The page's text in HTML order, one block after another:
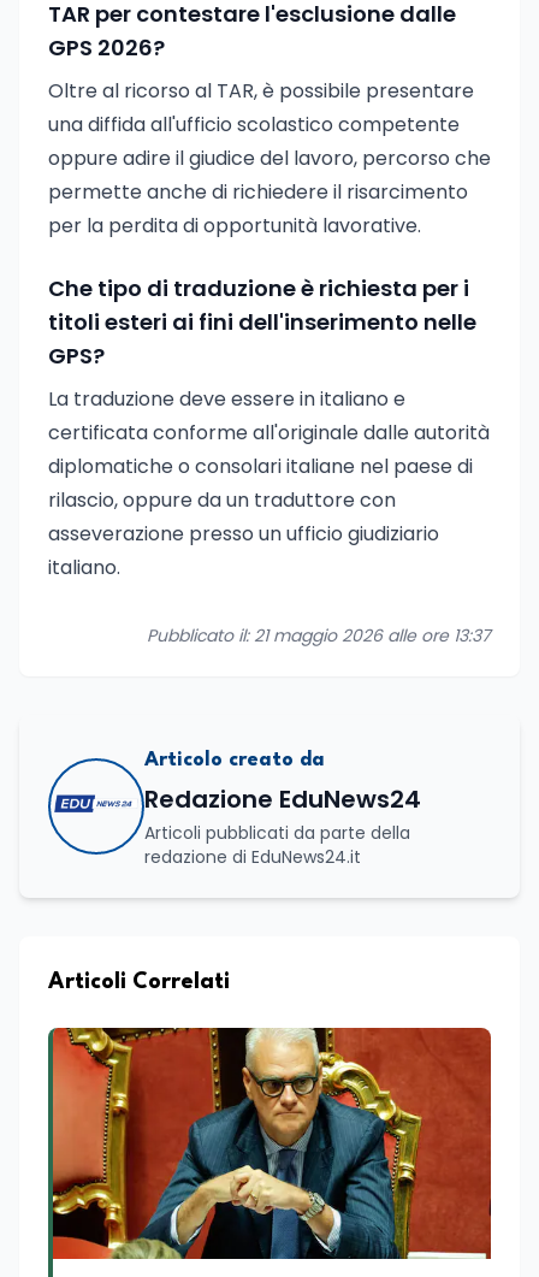
TAR per contestare l'esclusione dalle
GPS 2026?
Oltre al ricorso al TAR, è possibile presentare
una diffida all'ufficio scolastico competente
oppure adire il giudice del lavoro, percorso che
permette anche di richiedere il risarcimento
per la perdita di opportunità lavorative.
Che tipo di traduzione è richiesta per i
titoli esteri ai fini dell'inserimento nelle
GPS?
La traduzione deve essere in italiano e
certificata conforme all'originale dalle autorità
diplomatiche o consolari italiane nel paese di
rilascio, oppure da un traduttore con
asseverazione presso un ufficio giudiziario
italiano.
Pubblicato il: 21 maggio 2026 alle ore 13:37
Articolo creato da
Redazione EduNews24
Articoli pubblicati da parte della
redazione di EduNews24.it
Articoli Correlati